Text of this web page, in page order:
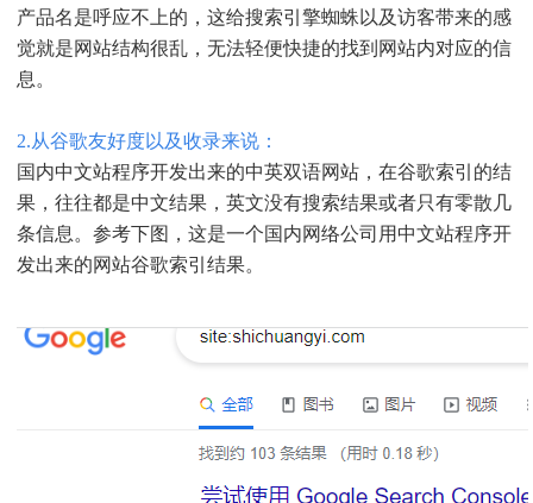
产品名是呼应不上的，这给搜索引擎蜘蛛以及访客带来的感
觉就是网站结构很乱，无法轻便快捷的找到网站内对应的信
息。
2.从谷歌友好度以及收录来说：
国内中文站程序开发出来的中英双语网站，在谷歌索引的结
果，往往都是中文结果，英文没有搜索结果或者只有零散几
条信息。参考下图，这是一个国内网络公司用中文站程序开
发出来的网站谷歌索引结果。